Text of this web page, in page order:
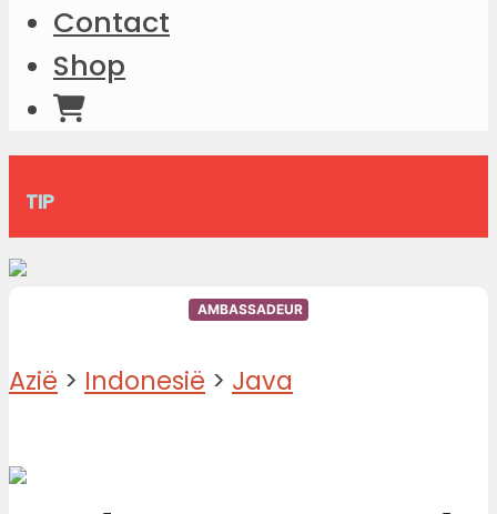
Contact
Shop
TIP
AMBASSADEUR
Azië > Indonesië > Java